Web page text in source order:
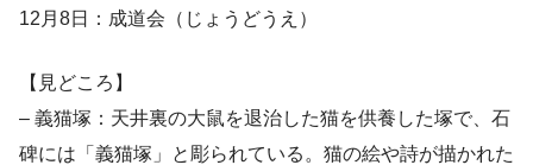
12月8日：成道会（じょうどうえ）
【見どころ】
– 義猫塚：天井裏の大鼠を退治した猫を供養した塚で、石
碑には「義猫塚」と彫られている。猫の絵や詩が描かれた